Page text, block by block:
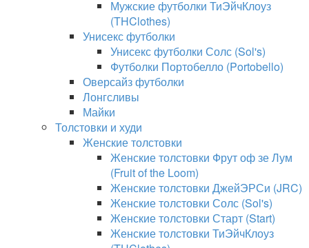
Мужские футболки ТиЭйчКлоуз
(THClothes)
Унисекс футболки
Унисекс футболки Солс (Sol's)
Футболки Портобелло (Portobello)
Оверсайз футболки
Лонгсливы
Майки
Толстовки и худи
Женские толстовки
Женские толстовки Фрут оф зе Лум
(Fruit of the Loom)
Женские толстовки ДжейЭРСи (JRC)
Женские толстовки Солс (Sol's)
Женские толстовки Старт (Start)
Женские толстовки ТиЭйчКлоуз